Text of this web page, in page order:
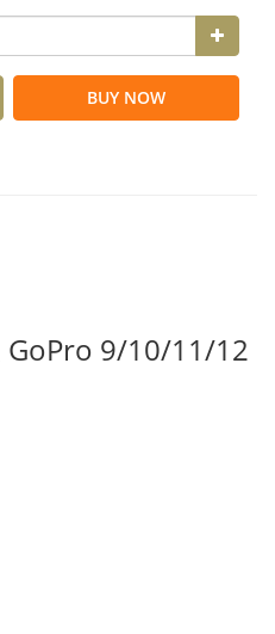
BUY NOW
GoPro 9/10/11/12